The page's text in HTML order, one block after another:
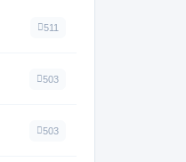
511
503
503